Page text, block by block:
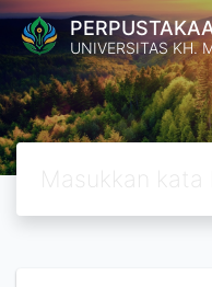
UNIVERSITAS KH.